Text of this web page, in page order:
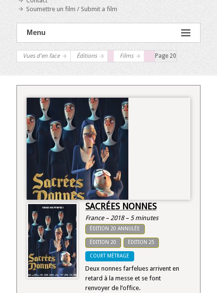
Soumettre un film / Submit a film
Menu
Vues d'en face Éditions Films Page 20
SACRÉES NONNES
France – 2018 – 5 minutes
ÉDITION 20 ANNULÉE
ÉDITION 20 ÉDITION 25
COURT MÉTRAGE
Deux nonnes farfelues arrivent en
retard à la messe et se font
renvoyer de l’office.